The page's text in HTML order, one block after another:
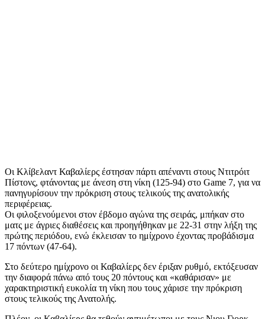
Οι Κλίβελαντ Καβαλίερς έστησαν πάρτι απέναντι στους Ντιτρόιτ
Πίστονς, φτάνοντας με άνεση στη νίκη (125-94) στο Game 7, για να
πανηγυρίσουν την πρόκριση στους τελικούς της ανατολικής
περιφέρειας.
Oι φιλοξενούμενοι στον έβδομο αγώνα της σειράς, μπήκαν στο
ματς με άγριες διαθέσεις και προηγήθηκαν με 22-31 στην λήξη της
πρώτης περιόδου, ενώ έκλεισαν το ημίχρονο έχοντας προβάδισμα
17 πόντων (47-64).
Στο δεύτερο ημίχρονο οι Καβαλίερς δεν έριξαν ρυθμό, εκτόξευσαν
την διαφορά πάνω από τους 20 πόντους και «καθάρισαν» με
χαρακτηριστική ευκολία τη νίκη που τους χάρισε την πρόκριση
στους τελικούς της Ανατολής.